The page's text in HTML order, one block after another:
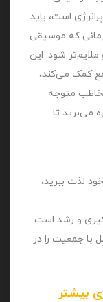
است، باید
که موسیقی
ملایم‌تر شود. این
کمک می‌کند،
متوجه
می‌برید تا
لذت ببرید،
و رشد است.
با جمعیت را در
بیشتر